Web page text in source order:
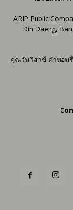
ARIP Public
Din Daeng,
คุณวันวิสาข์ คำหอม